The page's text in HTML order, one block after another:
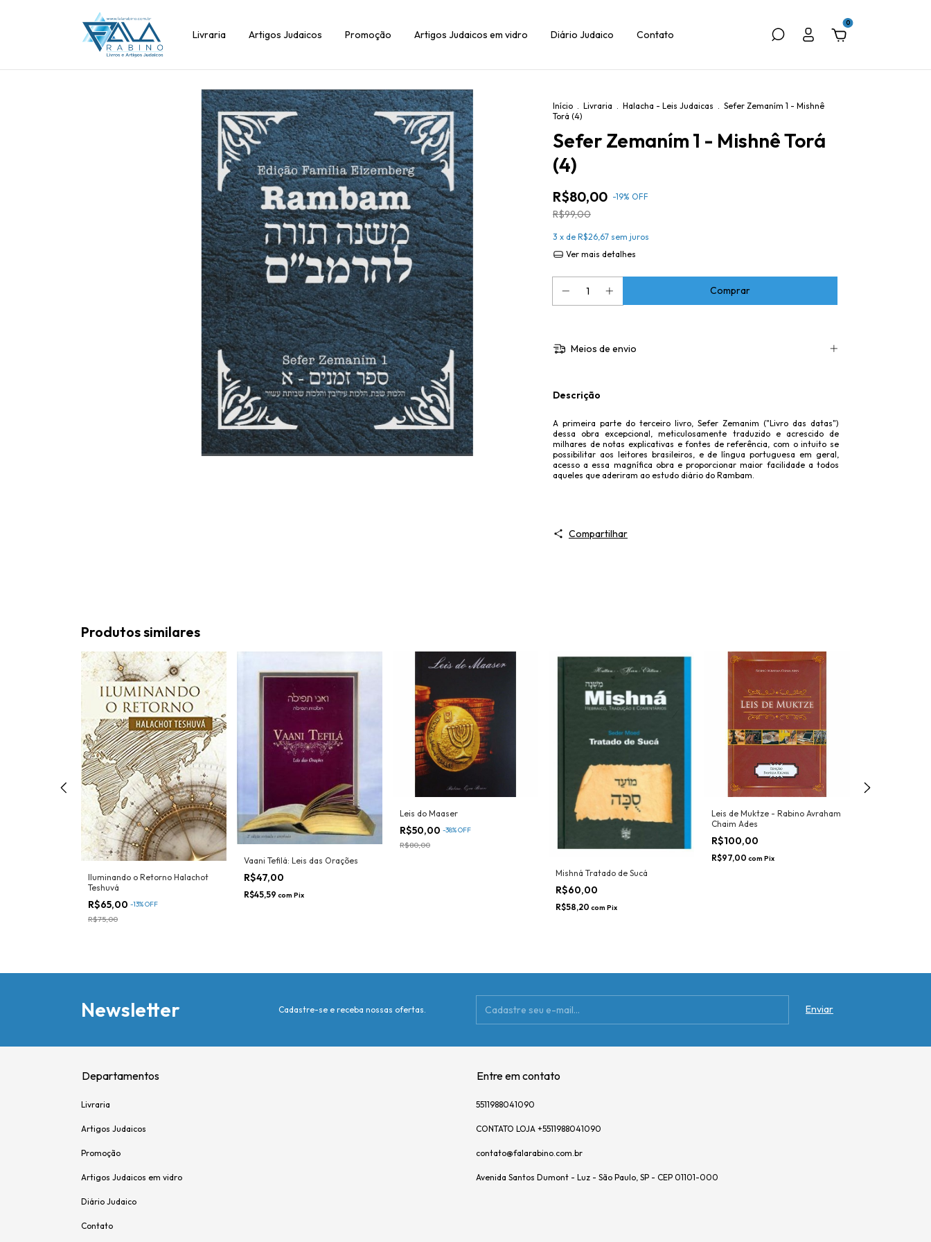
Livraria Artigos Judaicos Promoção Artigos Judaicos em vidro Diário Judaico Contato
0
Início . Livraria . Halacha - Leis Judaicas . Sefer Zemaním 1 - Mishnê
Torá (4)
Sefer Zemaním 1 - Mishnê Torá
(4)
R$80,00 -19% OFF
R$99,00
3 x de R$26,67 sem juros
Ver mais detalhes
Meios de envio
Descrição
A primeira parte do terceiro livro, Sefer Zemanim ("Livro das datas")
dessa obra excepcional, meticulosamente traduzido e acrescido de
milhares de notas explicativas e fontes de referência, com o intuito se
possibilitar aos leitores brasileiros, e de língua portuguesa em geral,
acesso a essa magnífica obra e proporcionar maior facilidade a todos
aqueles que aderiram ao estudo diário do Rambam.
Compartilhar
Produtos similares
Iluminando o Retorno Halachot
Teshuvá
R$65,00 -13%OFF
R$75,00
Vaani Tefilá: Leis das Orações
R$47,00
R$45,59 com Pix
Leis do Maaser
R$50,00 -38%OFF
R$80,00
Mishná Tratado de Sucá
R$60,00
R$58,20 com Pix
Leis de Muktze - Rabino Avraham
Chaim Ades
R$100,00
R$97,00 com Pix
Newsletter Cadastre-se e receba nossas ofertas.
Departamentos
Livraria
Artigos Judaicos
Promoção
Artigos Judaicos em vidro
Diário Judaico
Contato
Entre em contato
5511988041090
CONTATO LOJA +5511988041090
contato@falarabino.com.br
Avenida Santos Dumont - Luz - São Paulo, SP - CEP 01101-000